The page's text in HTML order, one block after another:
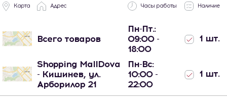
Карта Адрес Часы работы Наличие
Всего товаров
Пн-Пт.:
09:00 -
18:00
1 шт.
Shopping MallDova
- Кишинев, ул.
Арборилор 21
Пн-Вс:
10:00 -
22:00
1 шт.
Port Mall -